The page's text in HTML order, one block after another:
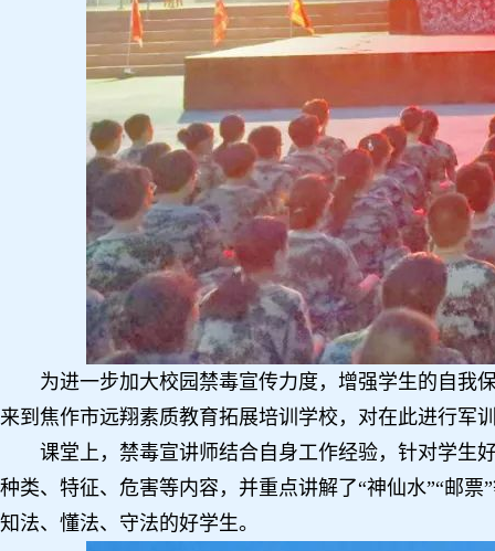
为进一步加大校园禁毒宣传力度，增强学生的自我
来到焦作市远翔素质教育拓展培训学校，对在此进行军
课堂上，禁毒宣讲师结合自身工作经验，针对学生
种类、特征、危害等内容，并重点讲解了“神仙水”“邮
知法、懂法、守法的好学生。